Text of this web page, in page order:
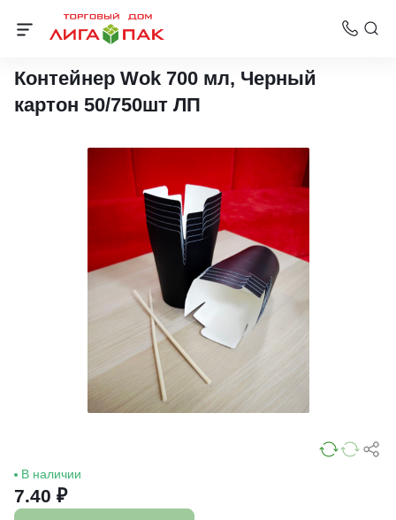
Контейнеры и лотки для суши и лапши
Контейнер Wok 700 мл, Черный
картон 50/750шт ЛП
В наличии
7.40 ₽